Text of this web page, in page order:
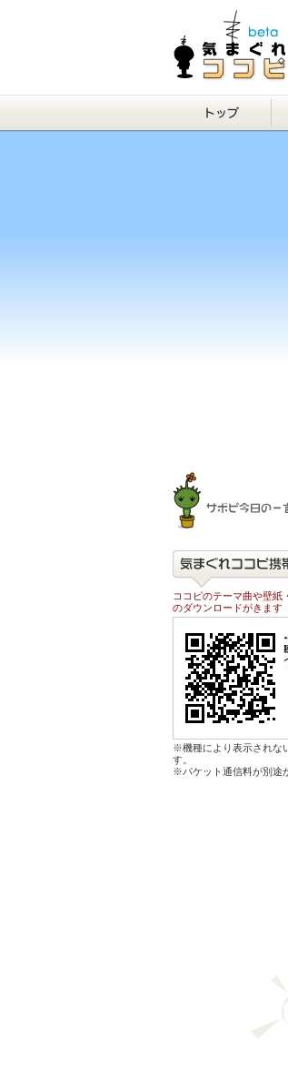
ココピのテーマ曲や壁紙
のダウンロードがきます
※機種により表示されな
す。
※パケット通信料が別途